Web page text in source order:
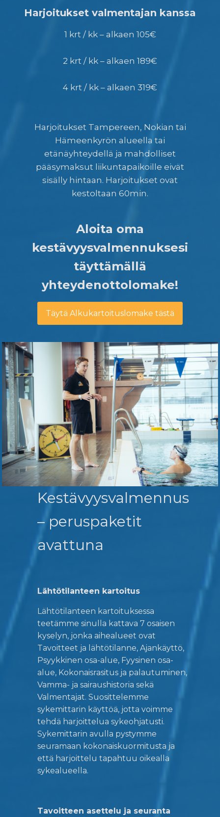
Harjoitukset valmentajan kanssa
1 krt / kk – alkaen 105€
2 krt / kk – alkaen 189€
4 krt / kk – alkaen 319€
Harjoitukset Tampereen, Nokian tai
Hämeenkyrön alueella tai
etänäyhteydellä ja mahdolliset
pääsymaksut liikuntapaikoille eivät
sisälly hintaan. Harjoitukset ovat
kestoltaan 60min.
Aloita oma
kestävyysvalmennuksesi
täyttämällä
yhteydenottolomake!
Täytä Alkukartoituslomake tästä
Kestävyysvalmennus
– peruspaketit
avattuna
Lähtötilanteen kartoitus
Lähtötilanteen kartoituksessa
teetämme sinulla kattava 7 osaisen
kyselyn, jonka aihealueet ovat
Tavoitteet ja lähtötilanne, Ajankäyttö,
Psyykkinen osa-alue, Fyysinen osa-
alue, Kokonaisrasitus ja palautuminen,
Vamma- ja sairaushistoria sekä
Valmentajat. Suosittelemme
sykemittarin käyttöä, jotta voimme
tehdä harjoittelua sykeohjatusti.
Sykemittarin avulla pystymme
seuramaan kokonaiskuormitusta ja
että harjoittelu tapahtuu oikealla
sykealueella.
Tavoitteen asettelu ja seuranta